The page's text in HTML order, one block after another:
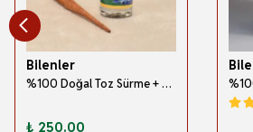
Bilenler
%100 Doğal Toz Sürme + Ahşap Sürme Çubuğu | Geleneksel ve Orijinal Göz Sürmesi
₺ 250.00